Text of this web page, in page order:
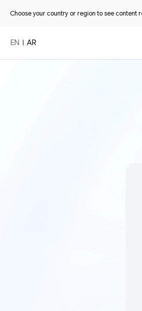
Choose your country or region to see content
AR
EN